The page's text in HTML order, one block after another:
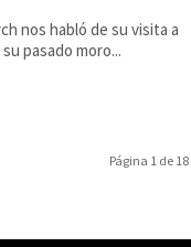
nos habló de su visita a
pasado moro...
Página 1 de 18